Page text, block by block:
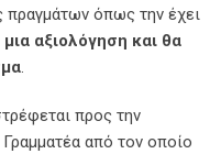
πραγμάτων όπως την έχει
αξιολόγηση και θα
.
προς την
από τον οποίο